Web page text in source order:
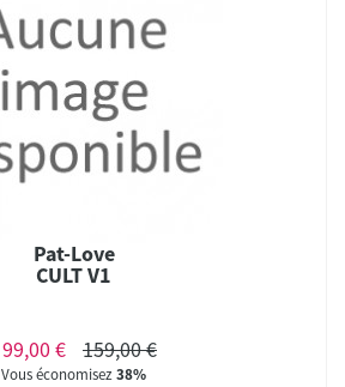
Pat-Love
CULT V1
99,00 € 159,00 €
Vous économisez38%